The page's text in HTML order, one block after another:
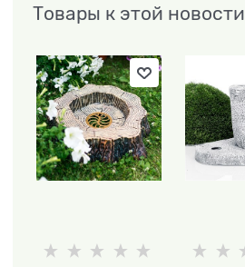
Товары к этой новости